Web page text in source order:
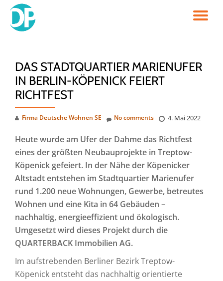
Skip
DAS STADTQUARTIER MARIENUFER
IN BERLIN-KÖPENICK FEIERT
RICHTFEST
Firma Deutsche Wohnen SE 4. Mai 2022
No comments
Heute wurde am Ufer der Dahme das Richtfest
eines der größten Neubauprojekte in Treptow-
Köpenick gefeiert. In der Nähe der Köpenicker
Altstadt entstehen im Stadtquartier Marienufer
rund 1.200 neue Wohnungen, Gewerbe, betreutes
Wohnen und eine Kita in 64 Gebäuden –
nachhaltig, energieeffizient und ökologisch.
Umgesetzt wird dieses Projekt durch die
QUARTERBACK Immobilien AG.
Im aufstrebenden Berliner Bezirk Treptow-
Köpenick entsteht das nachhaltig orientierte